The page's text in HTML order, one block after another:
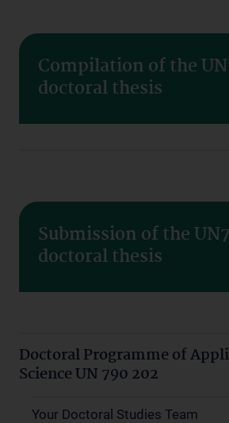
Compilation of the
doctoral thesis
Submission of the
doctoral thesis
Doctoral Programme of
Science UN 790 202
Your Doctoral Studies Team